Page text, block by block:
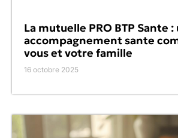
La mutuelle PRO BTP Sante :
accompagnement sante
vous et votre famille
16 octobre 2025